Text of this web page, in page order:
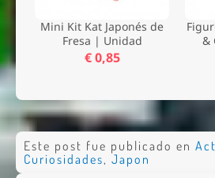
Mini Kit Kat Japonés de
Fresa | Unidad
€ 0,85
&
Este post fue publicado en
Curiosidades, Japon